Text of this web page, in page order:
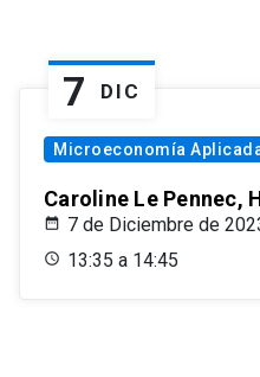
7 DIC
Microeconomía
Caroline Le Pennec,
7 de Diciembre de
13:35 a 14:45